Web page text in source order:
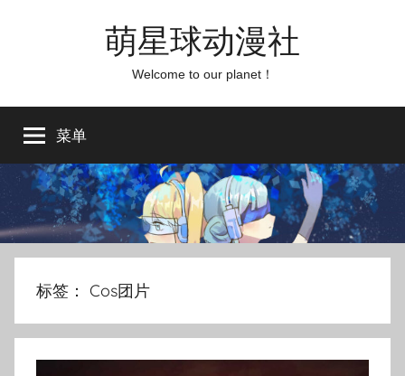
萌星球动漫社
Welcome to our planet！
菜单
标签： Cos团片